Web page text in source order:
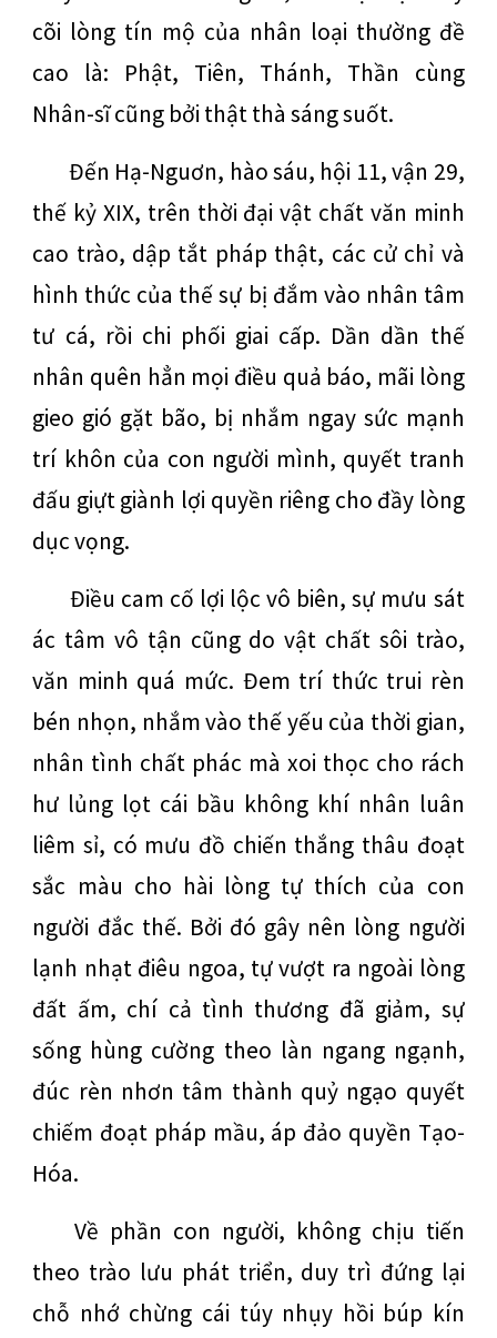
cõi lòng tín mộ của nhân loại thường đề
cao là: Phật, Tiên, Thánh, Thần cùng
Nhân-sĩ cũng bởi thật thà sáng suốt.
Đến Hạ-Nguơn, hào sáu, hội 11, vận 29,
thế kỷ XIX, trên thời đại vật chất văn minh
cao trào, dập tắt pháp thật, các cử chỉ và
hình thức của thế sự bị đắm vào nhân tâm
tư cá, rồi chi phối giai cấp. Dần dần thế
nhân quên hẳn mọi điều quả báo, mãi lòng
gieo gió gặt bão, bị nhắm ngay sức mạnh
trí khôn của con người mình, quyết tranh
đấu giựt giành lợi quyền riêng cho đầy lòng
dục vọng.
Điều cam cố lợi lộc vô biên, sự mưu sát
ác tâm vô tận cũng do vật chất sôi trào,
văn minh quá mức. Đem trí thức trui rèn
bén nhọn, nhắm vào thế yếu của thời gian,
nhân tình chất phác mà xoi thọc cho rách
hư lủng lọt cái bầu không khí nhân luân
liêm sỉ, có mưu đồ chiến thắng thâu đoạt
sắc màu cho hài lòng tự thích của con
người đắc thế. Bởi đó gây nên lòng người
lạnh nhạt điêu ngoa, tự vượt ra ngoài lòng
đất ấm, chí cả tình thương đã giảm, sự
sống hùng cường theo làn ngang ngạnh,
đúc rèn nhơn tâm thành quỷ ngạo quyết
chiếm đoạt pháp mầu, áp đảo quyền Tạo-
Hóa.
Về phần con người, không chịu tiến
theo trào lưu phát triển, duy trì đứng lại
chỗ nhớ chừng cái túy nhụy hồi búp kín